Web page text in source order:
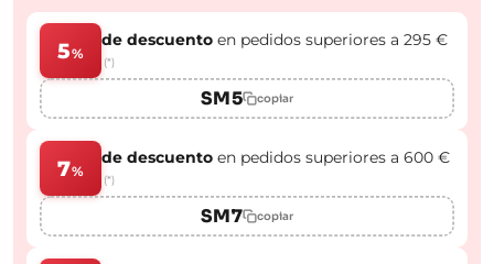
5%
de descuento en pedidos superiores a 295 €
(*)
SM5 copiar
7%
de descuento en pedidos superiores a 600 €
(*)
SM7 copiar